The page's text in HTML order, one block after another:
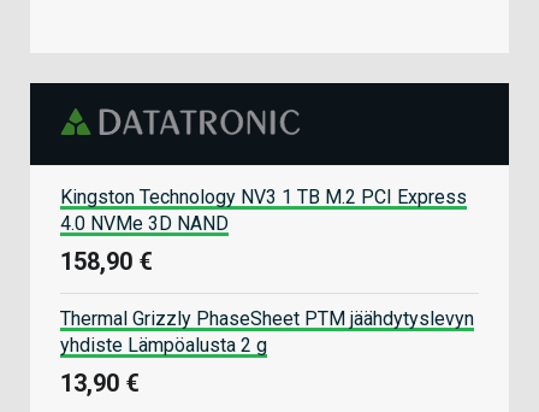
Kingston Technology NV3 1 TB M.2 PCI Express
4.0 NVMe 3D NAND
158,90 €
Thermal Grizzly PhaseSheet PTM jäähdytyslevyn
yhdiste Lämpöalusta 2 g
13,90 €